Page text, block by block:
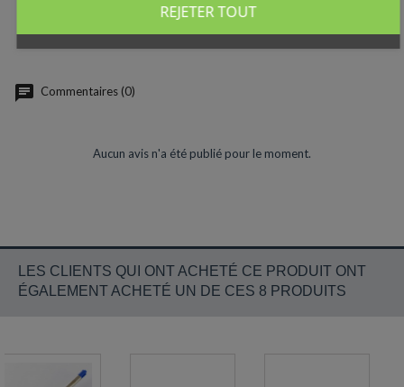
Commentaires (0)
Aucun avis n'a été publié pour le moment.
LES CLIENTS QUI ONT ACHETÉ CE PRODUIT ONT
ÉGALEMENT ACHETÉ UN DE CES 8 PRODUITS
REJETER TOUT